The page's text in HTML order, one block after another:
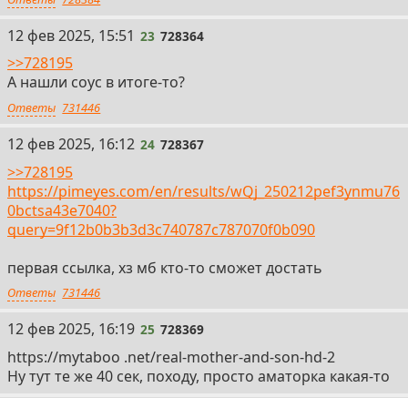
23
12 фев 2025, 15:51 23 728364
>>728195
А нашли соус в итоге-то?
Ответы 731446
24
12 фев 2025, 16:12 24 728367
>>728195
https://pimeyes.com/en/results/wQj_250212pef3ynmu76
0bctsa43e7040?
query=9f12b0b3b3d3c740787c787070f0b090
первая ссылка, хз мб кто-то сможет достать
Ответы 731446
25
12 фев 2025, 16:19 25 728369
https://mytaboo .net/real-mother-and-son-hd-2
Ну тут те же 40 сек, походу, просто аматорка какая-то